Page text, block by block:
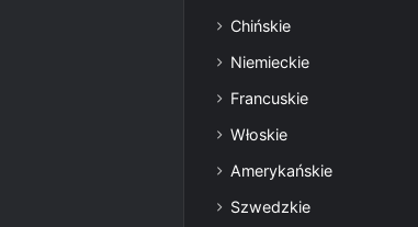
Chińskie
Niemieckie
Francuskie
Włoskie
Amerykańskie
Szwedzkie